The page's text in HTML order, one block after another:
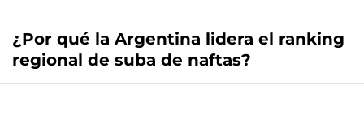
¿Por qué la Argentina lidera el ranking
regional de suba de naftas?